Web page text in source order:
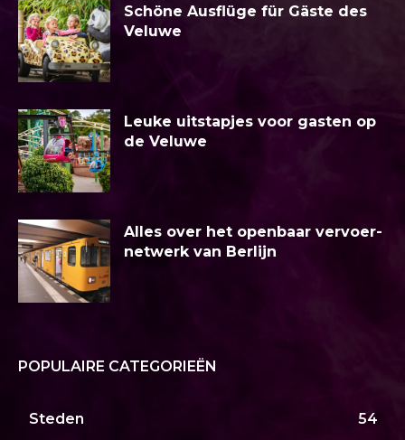
Schöne Ausflüge für Gäste des
Veluwe
Leuke uitstapjes voor gasten op
de Veluwe
Alles over het openbaar vervoer-
netwerk van Berlijn
POPULAIRE CATEGORIEËN
Steden 54